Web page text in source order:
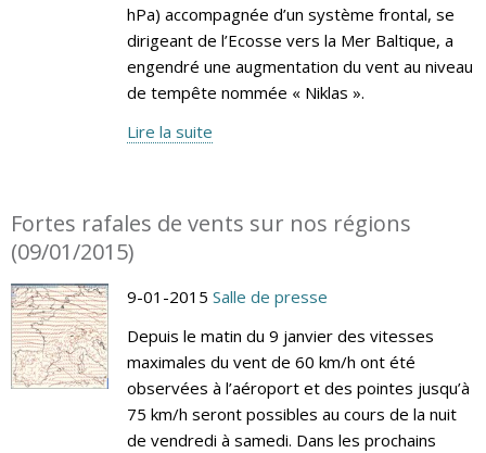
hPa) accompagnée d’un système frontal, se
dirigeant de l’Ecosse vers la Mer Baltique, a
engendré une augmentation du vent au niveau
de tempête nommée « Niklas ».
Lire la suite
Fortes rafales de vents sur nos régions
(09/01/2015)
9-01-2015 Salle de presse
Depuis le matin du 9 janvier des vitesses
maximales du vent de 60 km/h ont été
observées à l’aéroport et des pointes jusqu’à
75 km/h seront possibles au cours de la nuit
de vendredi à samedi. Dans les prochains